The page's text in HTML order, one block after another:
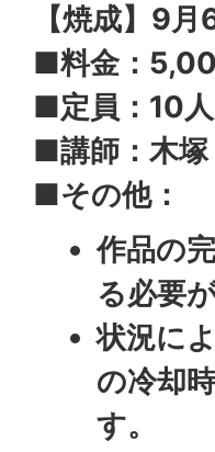
【焼成】9
■料金：
■定員：10人
■講師：木
■その他：
作品の
る必要
状況に
の冷却
す。